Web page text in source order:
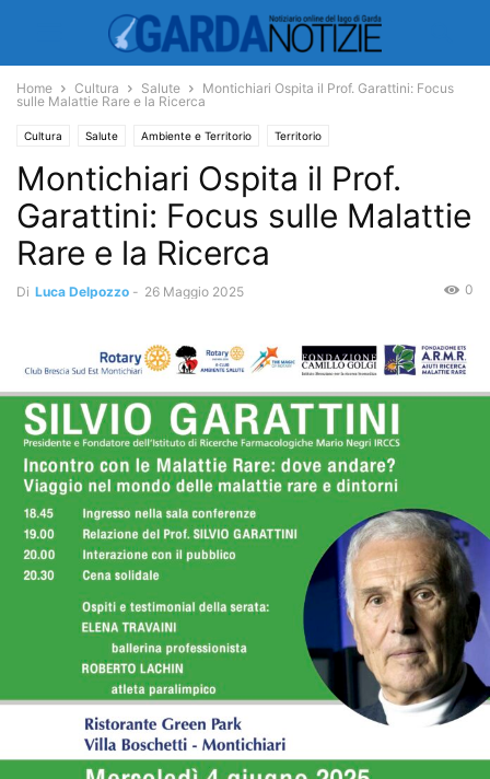
Home Cultura Salute
Montichiari Ospita il Prof. Garattini: Focus
sulle Malattie Rare e la Ricerca
Cultura Salute Ambiente e Territorio Territorio
Montichiari Ospita il Prof.
Garattini: Focus sulle Malattie
Rare e la Ricerca
Di Luca Delpozzo - 26 Maggio 2025 0